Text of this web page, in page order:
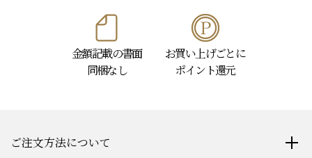
金額記載の書面
同梱なし
お買い上げごとに
ポイント還元
ご注文方法について